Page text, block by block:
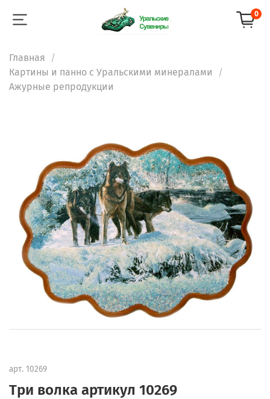
0
Главная
Картины и панно с Уральскими минералами
Ажурные репродукции
арт. 10269
Три волка артикул 10269